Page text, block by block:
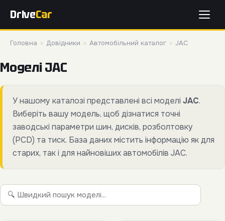
DriveCar
Головна » Довідники » Автомобільний каталог » JAC
Моделі JAC
У нашому каталозі представлені всі моделі JAC.
Виберіть вашу модель, щоб дізнатися точні
заводські параметри шин, дисків, розболтовку
(PCD) та тиск. База даних містить інформацію як для
старих, так і для найновіших автомобілів JAC.